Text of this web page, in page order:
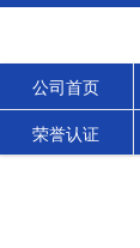
公司首页
荣誉认证